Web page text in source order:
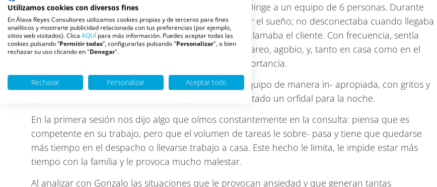
nuevas responsabilidades con clientes importantes. Dirige a un equipo de 6 personas. Durante
los últimos tres meses tenía dificultades para conciliar el sueño; no desconectaba cuando llegaba
a casa y no paraba de pensar en los temas que le reclamaba el cliente. Con frecuencia, sentía
que el corazón se le aceleraba; tenía sensación de mareo, agobio, y, tanto en casa como en el
trabajo, discutía mucho por cosas que no tenían importancia.
Hacía dos días, se había dirigido a un miembro del equipo de manera in- apropiada, con gritos y
portazos. Había acudido al médico, que le había recetado un orfidal para la noche.
En la primera sesión nos dijo algo que oímos constantemente en la consulta: piensa que es
competente en su trabajo, pero que el volumen de tareas le sobre- pasa y tiene que quedarse
más tiempo en el despacho o llevarse trabajo a casa. Este hecho le limita, le impide estar más
tiempo con la familia y le provoca mucho malestar.
Al analizar con Gonzalo las situaciones que le provocan ansiedad y que generan tantas
Utilizamos cookies con diversos fines
En Álava Reyes Consultores utilizamos cookies propias y de terceros para fines
analíticos y mostrarte publicidad relacionada con tus preferencias (por ejemplo,
sitios web visitados). Clica AQUÍ para más información. Puedes aceptar todas las
cookies pulsando ‘’Permitir todas”, configurarlas pulsando "Personalizar", o bien
rechazar su uso clicando en "Denegar".
Rechazar Personalizar Aceptar todo